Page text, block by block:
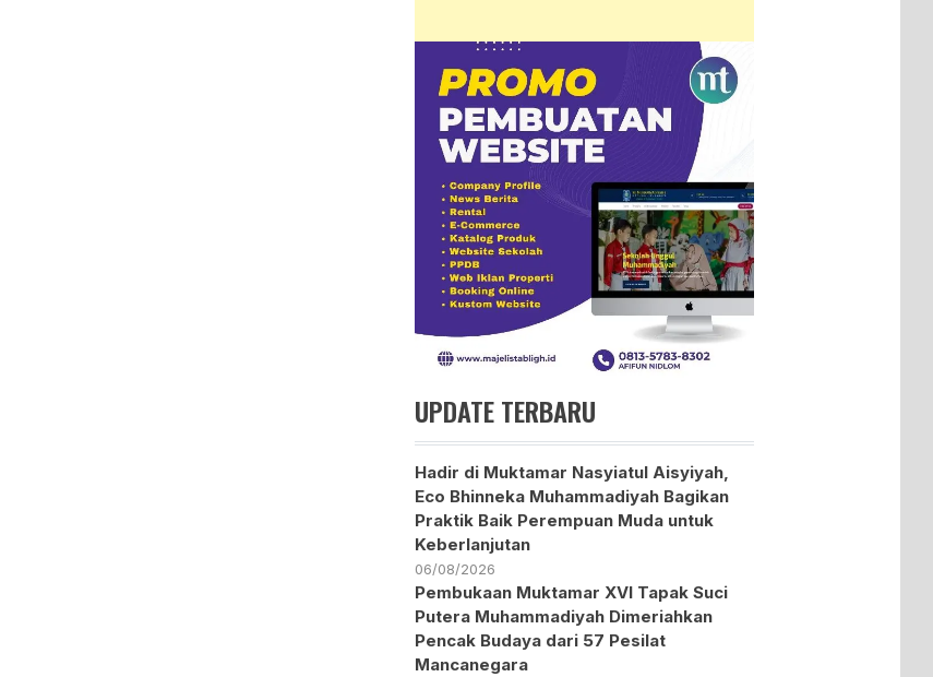
UPDATE TERBARU
Hadir di Muktamar Nasyiatul Aisyiyah,
Eco Bhinneka Muhammadiyah Bagikan
Praktik Baik Perempuan Muda untuk
Keberlanjutan
06/08/2026
Pembukaan Muktamar XVI Tapak Suci
Putera Muhammadiyah Dimeriahkan
Pencak Budaya dari 57 Pesilat
Mancanegara